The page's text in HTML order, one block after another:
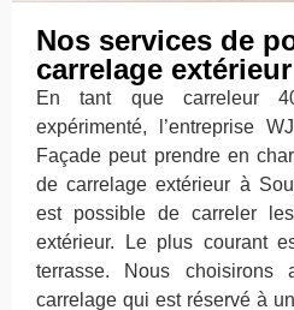
Nos services de
carrelage extérieur
En tant que carreleur
expérimenté, l’entreprise
Façade peut prendre en
de carrelage extérieur à
est possible de carreler
extérieur. Le plus courant
terrasse. Nous
carrelage qui est réservé à